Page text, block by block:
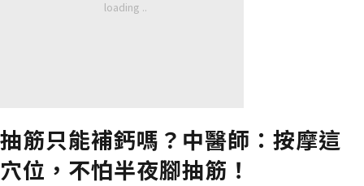
抽筋只能補鈣嗎？中醫師：按摩這
穴位，不怕半夜腳抽筋！